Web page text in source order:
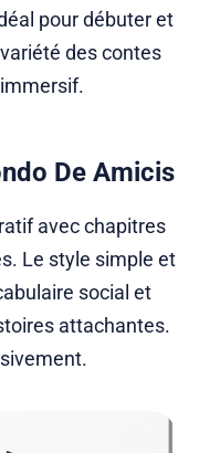
pour débuter et
des contes
De Amicis
avec chapitres
Le style simple et
social et
attachantes.